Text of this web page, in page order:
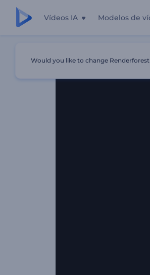
Vídeos IA Modelos de
Would you like to change